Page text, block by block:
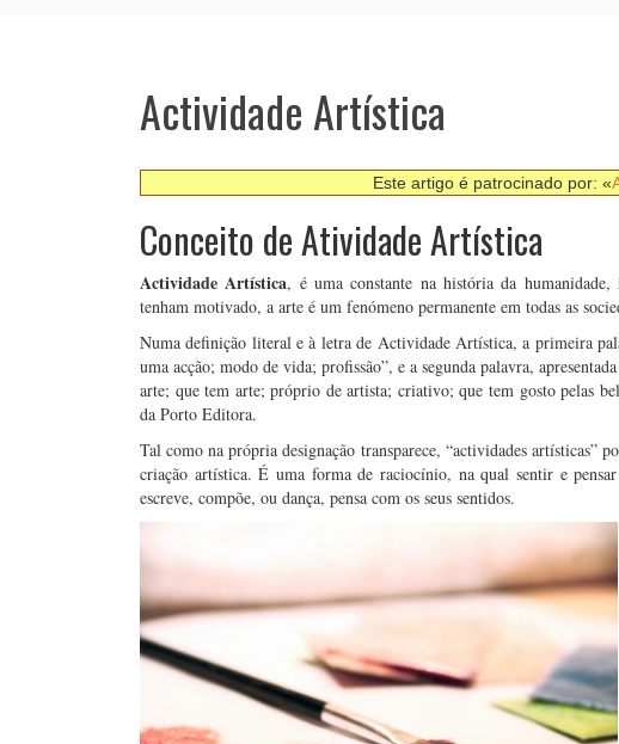
Actividade Artística
Este artigo é patrocinado por: «
Conceito de Atividade Artística
Actividade Artística, é uma constante na história da
tenham motivado, a arte é um fenómeno permanente em todas as
Numa definição literal e à letra de Actividade Artística, a primeira
uma acção; modo de vida; profissão”, e a segunda palavra,
arte; que tem arte; próprio de artista; criativo; que tem gosto pelas
da Porto Editora.
Tal como na própria designação transparece, “actividades artísticas”
criação artística. É uma forma de raciocínio, na qual sentir e
escreve, compõe, ou dança, pensa com os seus sentidos.